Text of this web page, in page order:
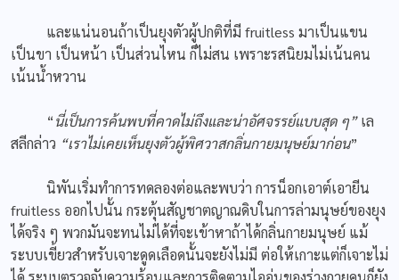
และแน่นอนถ้าเป็นยุงตัวผู้ปกติที่มี fruitless มาเป็นแขน
เป็นขา เป็นหน้า เป็นส่วนไหน ก็ไม่สน เพราะรสนิยมไม่เน้นคน
เน้นน้ำหวาน
“นี่เป็นการค้นพบที่คาดไม่ถึงและน่าอัศจรรย์แบบสุด ๆ”เล
สลีกล่าว “เราไม่เคยเห็นยุงตัวผู้พิศวาสกลิ่นกายมนุษย์มาก่อน”
นิพันเริ่มทำการทดลองต่อและพบว่า การน็อกเอาต์เอายีน
fruitless ออกไปนั้น กระตุ้นสัญชาตญาณดิบในการล่ามนุษย์ของยุง
ได้จริง ๆ พวกมันจะทนไม่ได้ที่จะเข้าหาถ้าได้กลิ่นกายมนุษย์ แม้
ระบบเขี้ยวสำหรับเจาะดูดเลือดนั้นจะยังไม่มี ต่อให้เกาะแต่ก็เจาะไม่